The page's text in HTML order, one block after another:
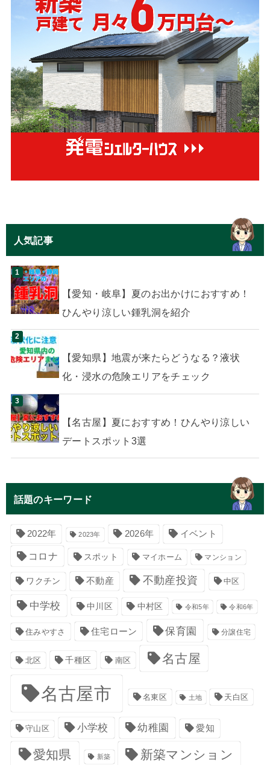
人気記事
【愛知・岐阜】夏のお出かけにおすすめ！
ひんやり涼しい鍾乳洞を紹介
【愛知県】地震が来たらどうなる？液状
化・浸水の危険エリアをチェック
【名古屋】夏におすすめ！ひんやり涼しい
デートスポット3選
話題のキーワード
2022年 2023年 2026年 イベント
コロナ スポット マイホーム マンション
ワクチン 不動産 不動産投資 中区
中学校 中川区 中村区 令和5年 令和6年
住みやすさ 住宅ローン 保育園 分譲住宅
北区 千種区 南区 名古屋
名古屋市 名東区 土地 天白区
守山区 小学校 幼稚園 愛知
愛知県 新築 新築マンション